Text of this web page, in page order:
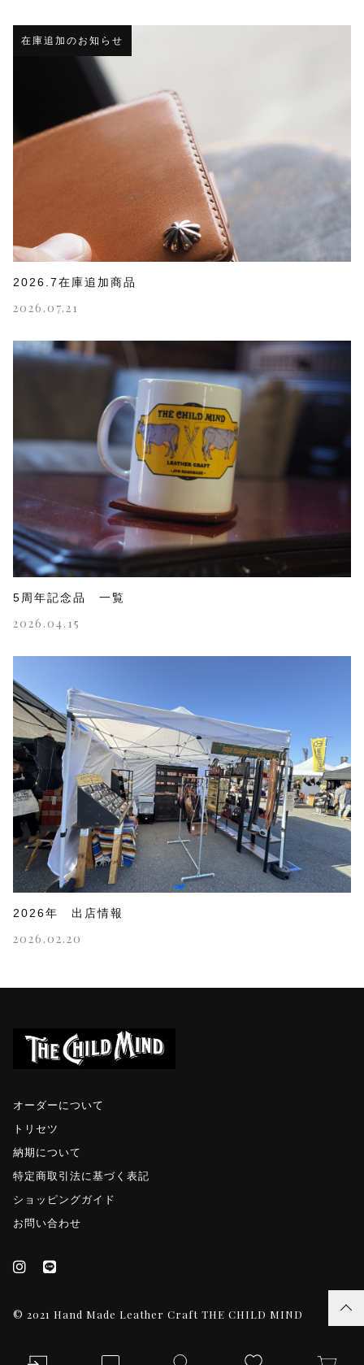
在庫追加のお知らせ
2026.7在庫追加商品
2026.07.21
5周年記念品 一覧
2026.04.15
2026年 出店情報
2026.02.20
オーダーについて
トリセツ
納期について
特定商取引法に基づく表記
ショッピングガイド
お問い合わせ
© 2021 Hand Made Leather Craft THE CHILD MIND